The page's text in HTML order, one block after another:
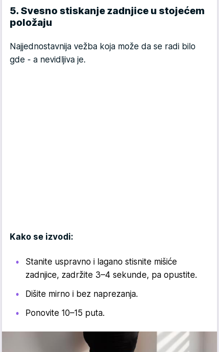
5. Svesno stiskanje zadnjice u stojećem
položaju
Najjednostavnija vežba koja može da se radi bilo
gde - a nevidljiva je.
Kako se izvodi:
Stanite uspravno i lagano stisnite mišiće
zadnjice, zadržite 3–4 sekunde, pa opustite.
Dišite mirno i bez naprezanja.
Ponovite 10–15 puta.